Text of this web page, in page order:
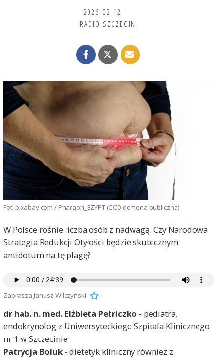
2026-02-12
RADIO SZCZECIN
Fot. pixabay.com / Pharaoh_EZYPT (CC0 domena publiczna)
W Polsce rośnie liczba osób z nadwagą. Czy Narodowa
Strategia Redukcji Otyłości będzie skutecznym
antidotum na tę plagę?
Zaprasza Janusz Wilczyński
dr hab. n. med. Elżbieta Petriczko - pediatra,
endokrynolog z Uniwersyteckiego Szpitala Klinicznego
nr 1 w Szczecinie
Patrycja Boluk- dietetyk kliniczny również z